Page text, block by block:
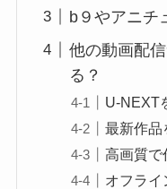
b９やアニチ
他の動画配
る？
U-NEXT
最新作品
高画質で
オフライ